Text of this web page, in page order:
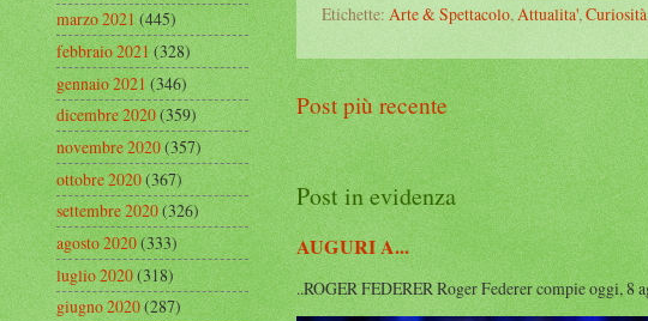
Etichette: Arte & Spettacolo,Attualita',Curiosità
Post più recente
Post in evidenza
AUGURI A...
..ROGER FEDERER Roger Federer compie oggi, 8
marzo 2021(445)
febbraio 2021(328)
gennaio 2021(346)
dicembre 2020(359)
novembre 2020(357)
ottobre 2020(367)
settembre 2020(326)
agosto 2020(333)
luglio 2020(318)
giugno 2020(287)